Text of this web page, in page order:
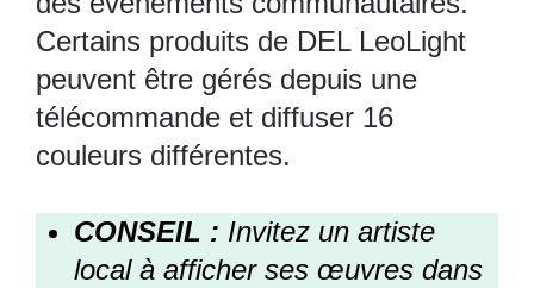
Certains produits de DEL LeoLight
peuvent être gérés depuis une
télécommande et diffuser 16
couleurs différentes.
CONSEIL : Invitez un artiste
local à afficher ses œuvres dans